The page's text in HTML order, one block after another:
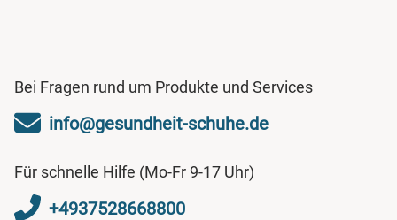
Bei Fragen rund um Produkte und Services
info@gesundheit-schuhe.de
Für schnelle Hilfe (Mo-Fr 9-17 Uhr)
+4937528668800